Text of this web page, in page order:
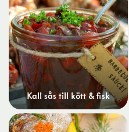
Kall sås till kött & fisk